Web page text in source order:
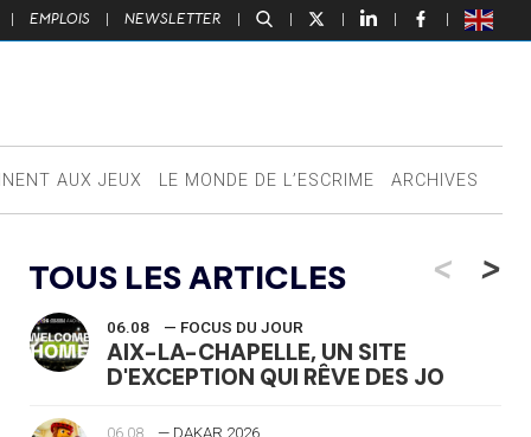
| EMPLOIS | NEWSLETTER | | | | |
AUX JEUX LE MONDE DE L’ESCRIME ARCHIVES
TOUS LES ARTICLES <
06.08 — FOCUS DU JOUR
AIX-LA-CHAPELLE, UN SITE
D'EXCEPTION QUI RÊVE DES JO
06.08 — DAKAR 2026
>